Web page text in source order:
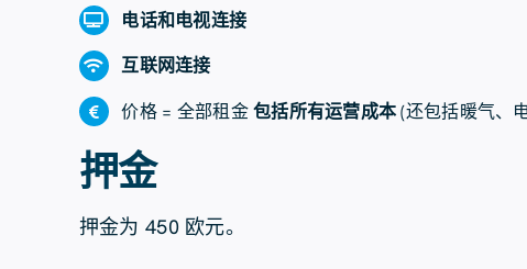
电话和电视连接
互联网连接
价格 = 全部租金包括所有运营成本(还包括暖气、
押金
押金为 450 欧元。